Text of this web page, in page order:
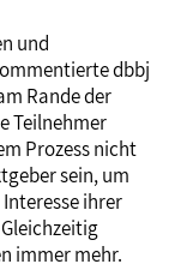
und
dbbj
Rande der
Teilnehmer
Prozess nicht
sein, um
ihrer
immer mehr.